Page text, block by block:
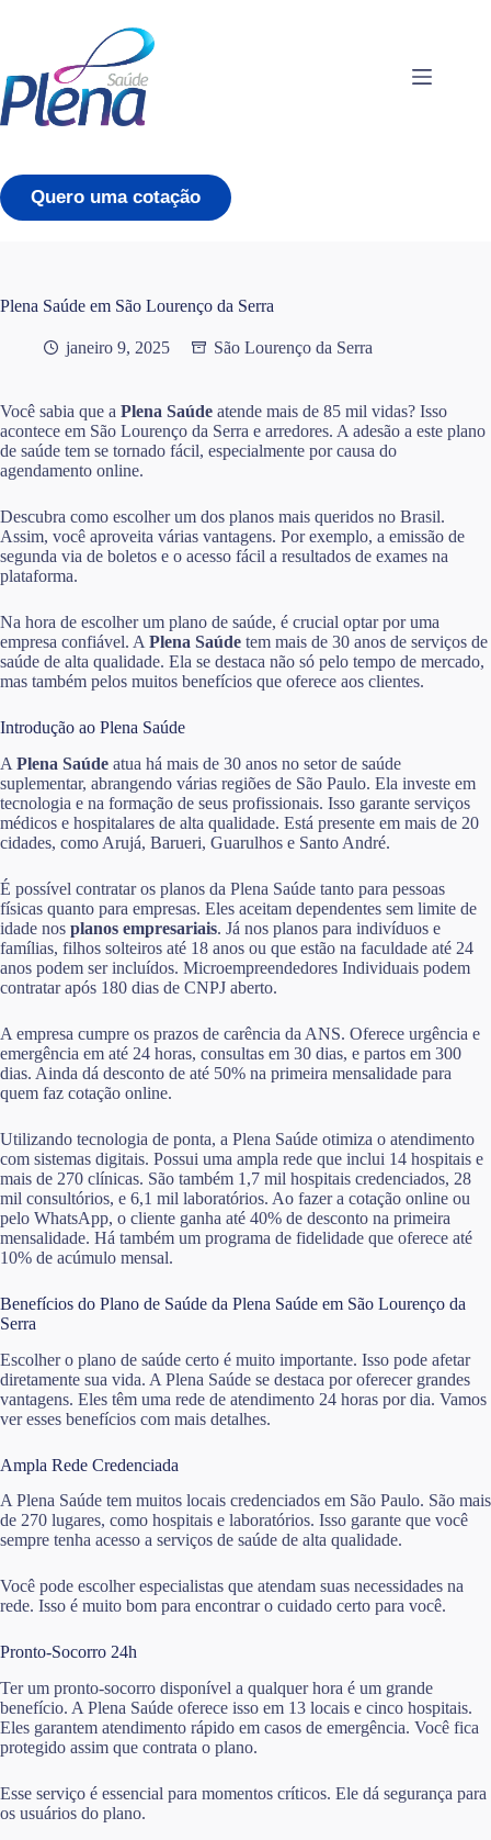
conteúdo
Quero uma cotação
Plena Saúde em São Lourenço da Serra
janeiro 9, 2025 São Lourenço da Serra
Você sabia que a Plena Saúde atende mais de 85 mil vidas? Isso
acontece em São Lourenço da Serra e arredores. A adesão a este plano
de saúde tem se tornado fácil, especialmente por causa do
agendamento online.
Descubra como escolher um dos planos mais queridos no Brasil.
Assim, você aproveita várias vantagens. Por exemplo, a emissão de
segunda via de boletos e o acesso fácil a resultados de exames na
plataforma.
Na hora de escolher um plano de saúde, é crucial optar por uma
empresa confiável. A Plena Saúde tem mais de 30 anos de serviços de
saúde de alta qualidade. Ela se destaca não só pelo tempo de mercado,
mas também pelos muitos benefícios que oferece aos clientes.
Introdução ao Plena Saúde
A Plena Saúde atua há mais de 30 anos no setor de saúde
suplementar, abrangendo várias regiões de São Paulo. Ela investe em
tecnologia e na formação de seus profissionais. Isso garante serviços
médicos e hospitalares de alta qualidade. Está presente em mais de 20
cidades, como Arujá, Barueri, Guarulhos e Santo André.
É possível contratar os planos da Plena Saúde tanto para pessoas
físicas quanto para empresas. Eles aceitam dependentes sem limite de
idade nos planos empresariais. Já nos planos para indivíduos e
famílias, filhos solteiros até 18 anos ou que estão na faculdade até 24
anos podem ser incluídos. Microempreendedores Individuais podem
contratar após 180 dias de CNPJ aberto.
A empresa cumpre os prazos de carência da ANS. Oferece urgência e
emergência em até 24 horas, consultas em 30 dias, e partos em 300
dias. Ainda dá desconto de até 50% na primeira mensalidade para
quem faz cotação online.
Utilizando tecnologia de ponta, a Plena Saúde otimiza o atendimento
com sistemas digitais. Possui uma ampla rede que inclui 14 hospitais e
mais de 270 clínicas. São também 1,7 mil hospitais credenciados, 28
mil consultórios, e 6,1 mil laboratórios. Ao fazer a cotação online ou
pelo WhatsApp, o cliente ganha até 40% de desconto na primeira
mensalidade. Há também um programa de fidelidade que oferece até
10% de acúmulo mensal.
Benefícios do Plano de Saúde da Plena Saúde em São Lourenço da
Serra
Escolher o plano de saúde certo é muito importante. Isso pode afetar
diretamente sua vida. A Plena Saúde se destaca por oferecer grandes
vantagens. Eles têm uma rede de atendimento 24 horas por dia. Vamos
ver esses benefícios com mais detalhes.
Ampla Rede Credenciada
A Plena Saúde tem muitos locais credenciados em São Paulo. São mais
de 270 lugares, como hospitais e laboratórios. Isso garante que você
sempre tenha acesso a serviços de saúde de alta qualidade.
Você pode escolher especialistas que atendam suas necessidades na
rede. Isso é muito bom para encontrar o cuidado certo para você.
Pronto-Socorro 24h
Ter um pronto-socorro disponível a qualquer hora é um grande
benefício. A Plena Saúde oferece isso em 13 locais e cinco hospitais.
Eles garantem atendimento rápido em casos de emergência. Você fica
protegido assim que contrata o plano.
Esse serviço é essencial para momentos críticos. Ele dá segurança para
os usuários do plano.